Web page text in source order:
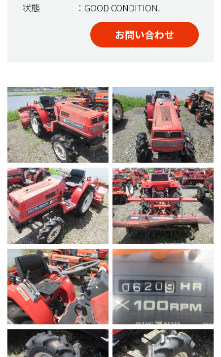
状態
：GOOD CONDITION.
お問い合わせ